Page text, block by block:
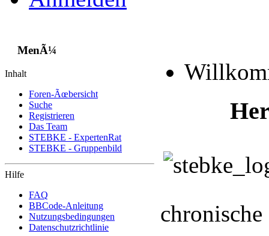
MenÃ¼
Inhalt
Foren-Ãœbersicht
Suche
Registrieren
Das Team
STEBKE - ExpertenRat
STEBKE - Gruppenbild
Hilfe
FAQ
BBCode-Anleitung
Nutzungsbedingungen
Datenschutzrichtlinie